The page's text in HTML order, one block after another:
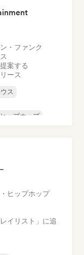
・ファンク
案する
ース
ス
ヒップホップ
ヒップホップ
イリスト」に追